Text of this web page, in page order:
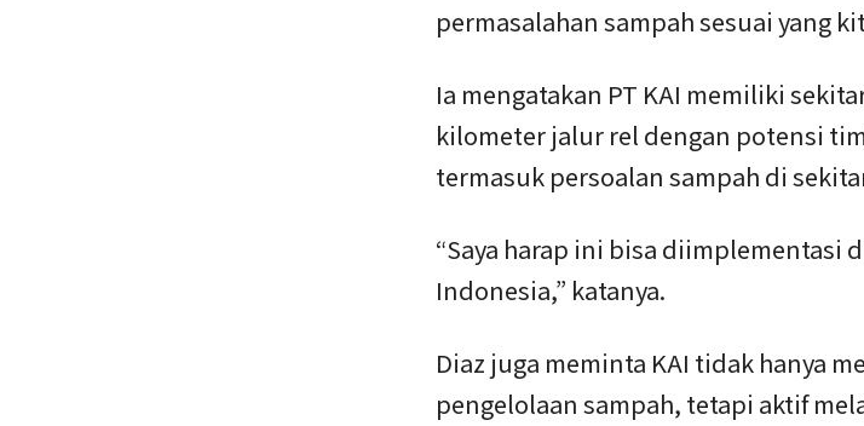
permasalahan sampah sesuai yang
Ia mengatakan PT KAI memiliki
kilometer jalur rel dengan potensi
termasuk persoalan sampah di
“Saya harap ini bisa diimplementasi
Indonesia,” katanya.
Diaz juga meminta KAI tidak hanya
pengelolaan sampah, tetapi aktif